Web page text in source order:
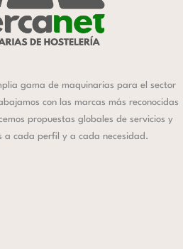
gama de maquinarias para el sector
con las marcas más reconocidas
propuestas globales de servicios y
a cada perfil y a cada necesidad.